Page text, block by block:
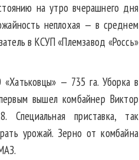
на утро вчерашнего дня
неплохая — в среднем
в КСУП «Племзавод «Россь»
— 735 га. Уборка в
вышел комбайнер Виктор
Специальная приставка, так
урожай. Зерно от комбайна